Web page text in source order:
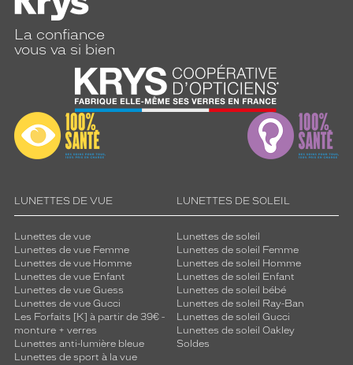
La confiance
vous va si bien
LUNETTES DE VUE
Lunettes de vue
Lunettes de vue Femme
Lunettes de vue Homme
Lunettes de vue Enfant
Lunettes de vue Guess
Lunettes de vue Gucci
Les Forfaits [K] à partir de 39€ -
monture + verres
Lunettes anti-lumière bleue
Lunettes de sport à la vue
LUNETTES DE SOLEIL
Lunettes de soleil
Lunettes de soleil Femme
Lunettes de soleil Homme
Lunettes de soleil Enfant
Lunettes de soleil bébé
Lunettes de soleil Ray-Ban
Lunettes de soleil Gucci
Lunettes de soleil Oakley
Soldes